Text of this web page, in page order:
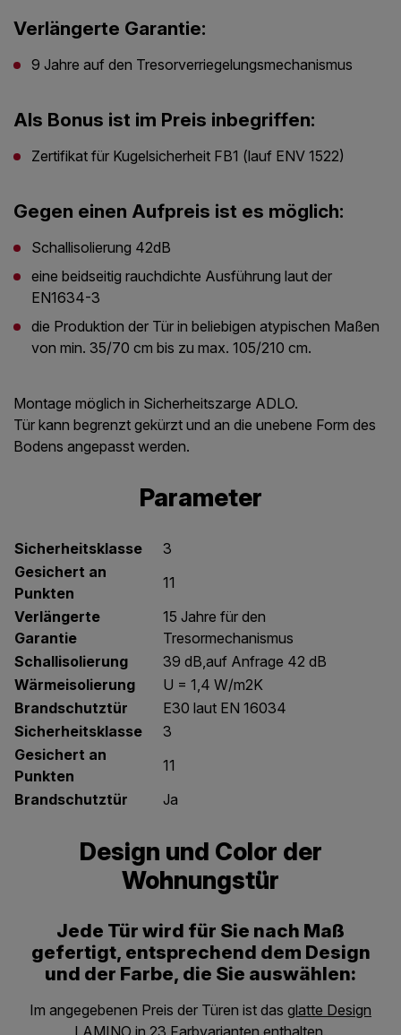
Verlängerte Garantie:
9 Jahre auf den Tresorverriegelungsmechanismus
Als Bonus ist im Preis inbegriffen:
Zertifikat für Kugelsicherheit FB1 (lauf ENV 1522)
Gegen einen Aufpreis ist es möglich:
Schallisolierung 42dB
eine beidseitig rauchdichte Ausführung laut der
EN1634-3
die Produktion der Tür in beliebigen atypischen Maßen
von min. 35/70 cm bis zu max. 105/210 cm.
Montage möglich in Sicherheitszarge ADLO.
Tür kann begrenzt gekürzt und an die unebene Form des
Bodens angepasst werden.
Parameter
Sicherheitsklasse
3
Gesichert an
Punkten
11
Verlängerte
Garantie
15 Jahre für den
Tresormechanismus
Schallisolierung
39 dB,auf Anfrage 42 dB
Wärmeisolierung
U = 1,4 W/m2K
Brandschutztür
E30 laut EN 16034
Sicherheitsklasse
3
Gesichert an
Punkten
11
Brandschutztür
Ja
Design und Color der
Wohnungstür
Jede Tür wird für Sie nach Maß
gefertigt, entsprechend dem Design
und der Farbe, die Sie auswählen:
Im angegebenen Preis der Türen ist das glatte Design
LAMINO in 23 Farbvarianten enthalten.